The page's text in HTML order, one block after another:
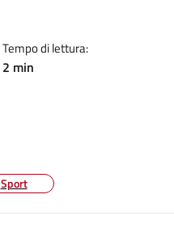
Tempo di lettura:
2 min
Sport